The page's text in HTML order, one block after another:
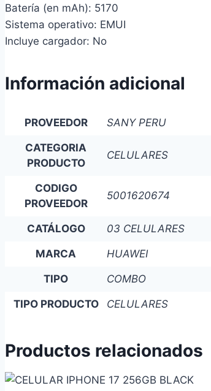
Batería (en mAh): 5170
Sistema operativo: EMUI
Incluye cargador: No
Información adicional
PROVEEDOR SANY PERU
CATEGORIA
PRODUCTO
CELULARES
CODIGO
PROVEEDOR
5001620674
CATÁLOGO 03 CELULARES
MARCA HUAWEI
TIPO COMBO
TIPO PRODUCTO CELULARES
Productos relacionados